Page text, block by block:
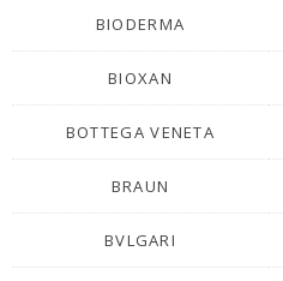
BIODERMA
BIOXAN
BOTTEGA VENETA
BRAUN
BVLGARI